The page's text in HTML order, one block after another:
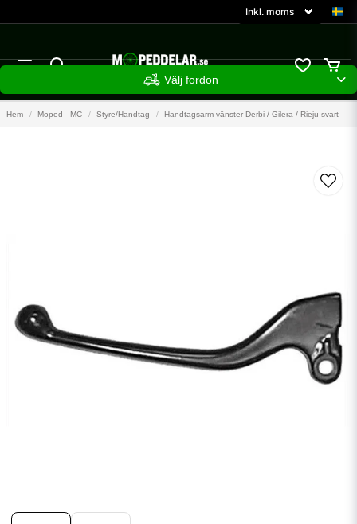
Välj fordon
Hem Moped - MC Styre/Handtag Handtagsarm vänster Derbi / Gilera / Rieju svart